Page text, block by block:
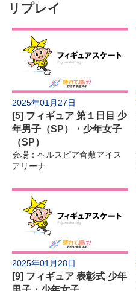
リプレイ
2025年01月27日
[5] フィギュア 第１日目 少
年男子（SP）・少年女子
（SP）
会場：ヘルスピア倉敷アイス
アリーナ
2025年01月28日
[9] フィギュア 表彰式 少年